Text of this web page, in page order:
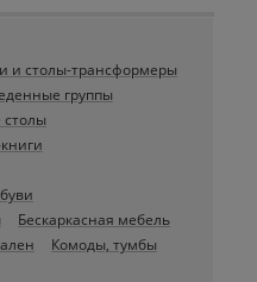
и столы-трансформеры
группы
Бескаркасная мебель
Комоды, тумбы